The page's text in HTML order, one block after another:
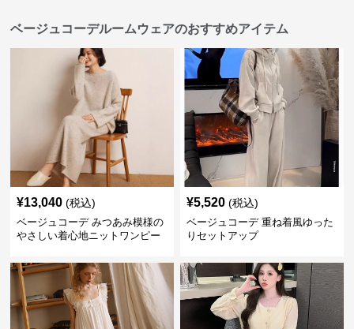
ベージュコーデルームウェアのおすすめアイテム
¥13,040 (税込)
ベージュコーデ みつあみ模様の
やさしい着心地ニットワンピー
¥5,520 (税込)
ベージュコーデ 重ね着風ゆった
りセットアップ